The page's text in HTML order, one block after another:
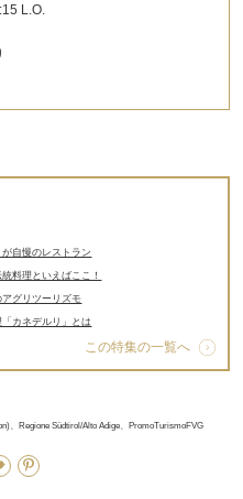
L.O.
自慢のレストラン
料理といえばここ！
グリツーリズモ
カネデルリ」とは
この特集の一覧へ
、Regione Südtirol/Alto Adige、PromoTurismoFVG